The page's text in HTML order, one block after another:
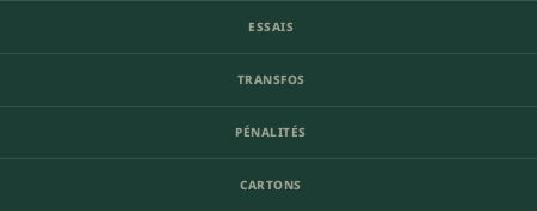
ESSAIS
TRANSFOS
PÉNALITÉS
CARTONS